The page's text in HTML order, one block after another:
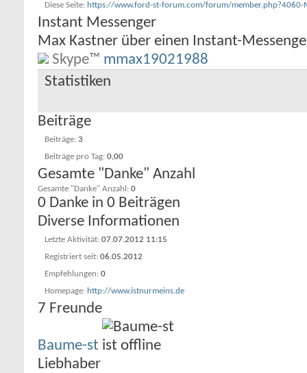
Diese Seite https://www.ford-st-forum.com/forum/
Instant Messenger
Max Kastner über einen Instant-
Skype™ mmax19021988
Statistiken
Beiträge
Beiträge 3
Beiträge pro Tag 0,00
Gesamte "Danke" Anzahl
Gesamte "Danke" Anzahl 0
0 Danke in 0 Beiträgen
Diverse Informationen
Letzte Aktivität 07.07.2012 11:15
Registriert seit 06.05.2012
Empfehlungen 0
Homepage
http://www.istnurmeins.de
7 Freunde
Baume-st
Liebhaber